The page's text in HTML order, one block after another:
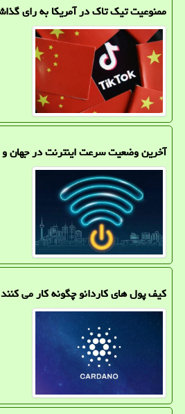
ممنوعیت تیک تاک در آمریکا به رای
آخرین وضعیت سرعت اینترنت در جهان و
کیف پول های کاردانو چگونه کار می کنند